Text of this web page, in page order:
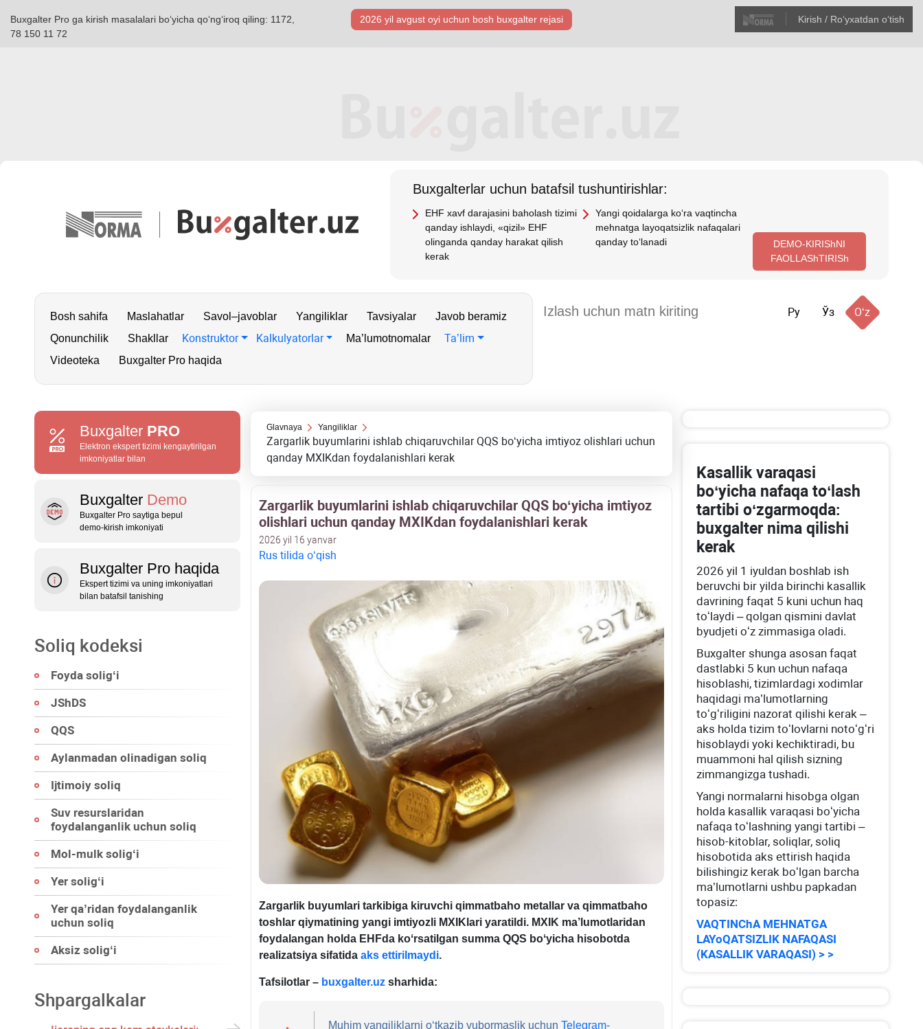
Buxgalter Pro ga kirish masalalari boʻyicha qoʻngʻiroq qiling: 1172,
78 150 11 72
2026 yil avgust oyi uchun bosh buхgalter rejasi Kirish / Roʻyхatdan oʻtish
Buхgalterlar uchun batafsil tushuntirishlar:
EHF хavf darajasini baholash tizimi
qanday ishlaydi, «qizil» EHF
olinganda qanday harakat qilish
kerak
Yangi qoidalarga koʻra vaqtincha
mehnatga layoqatsizlik nafaqalari
qanday toʻlanadi
DEMO-KIRIShNI
FAOLLAShTIRISh
Bosh sahifa Maslahatlar Savol–javoblar Yangiliklar Tavsiyalar
Javob beramiz
Qonunchilik
Shakllar Konstruktor Kalkulyatorlar Ma’lumotnomalar Ta’lim
Videoteka Buxgalter Pro haqida
Ру Ўз Oʻz
Buxgalter PRO
Elektron ekspert tizimi kengaytirilgan
imkoniyatlar bilan
Buxgalter Demo
Buxgalter Pro saytiga bepul
demo‑kirish imkoniyati
Buxgalter Pro haqida
Ekspert tizimi va uning imkoniyatlari
bilan batafsil tanishing
Soliq kodeksi
Foyda soligʻi
JShDS
QQS
Aylanmadan olinadigan soliq
Ijtimoiy soliq
Suv resurslaridan
foydalanganlik uchun soliq
Mol-mulk soligʻi
Yer soligʻi
Yer qa’ridan foydalanganlik
uchun soliq
Aksiz soligʻi
Shpargalkalar
Glavnaya Yangiliklar
Zargarlik buyumlarini ishlab chiqaruvchilar QQS boʻyicha imtiyoz olishlari uchun
qanday MXIKdan foydalanishlari kerak
Zargarlik buyumlarini ishlab chiqaruvchilar QQS boʻyicha imtiyoz
olishlari uchun qanday MXIKdan foydalanishlari kerak
2026 yil 16 yanvar
Rus tilida oʻqish
Zargarlik buyumlari tarkibiga kiruvchi qimmatbaho metallar va qimmatbaho
toshlar qiymatining yangi imtiyozli MXIKlari yaratildi. MXIK ma’lumotlaridan
foydalangan holda EHFda koʻrsatilgan summa QQS boʻyicha hisobotda
realizatsiya sifatida aks ettirilmaydi.
Tafsilotlar – buxgalter.uzsharhida:
Muhim yangiliklarni oʻtkazib yubormaslik uchun Telegram-
Kasallik varaqasi
boʻyicha nafaqa toʻlash
tartibi oʻzgarmoqda:
buхgalter nima qilishi
kerak
2026 yil 1 iyuldan boshlab ish
beruvchi bir yilda birinchi kasallik
davrining faqat 5 kuni uchun haq
toʻlaydi – qolgan qismini davlat
byudjeti oʻz zimmasiga oladi.
Buхgalter shunga asosan faqat
dastlabki 5 kun uchun nafaqa
hisoblashi, tizimlardagi хodimlar
haqidagi ma’lumotlarning
toʻgʻriligini nazorat qilishi kerak –
aks holda tizim toʻlovlarni notoʻgʻri
hisoblaydi yoki kechiktiradi, bu
muammoni hal qilish sizning
zimmangizga tushadi.
Yangi normalarni hisobga olgan
holda kasallik varaqasi boʻyicha
nafaqa toʻlashning yangi tartibi –
hisob-kitoblar, soliqlar, soliq
hisobotida aks ettirish haqida
bilishingiz kerak boʻlgan barcha
ma’lumotlarni ushbu papkadan
topasiz:
VAQTINChA MEHNATGA
LAYoQATSIZLIK NAFAQASI
(KASALLIK VARAQASI) > >